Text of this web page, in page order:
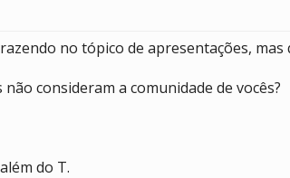
no tópico de apresentações,
consideram a comunidade de vocês?
do T.